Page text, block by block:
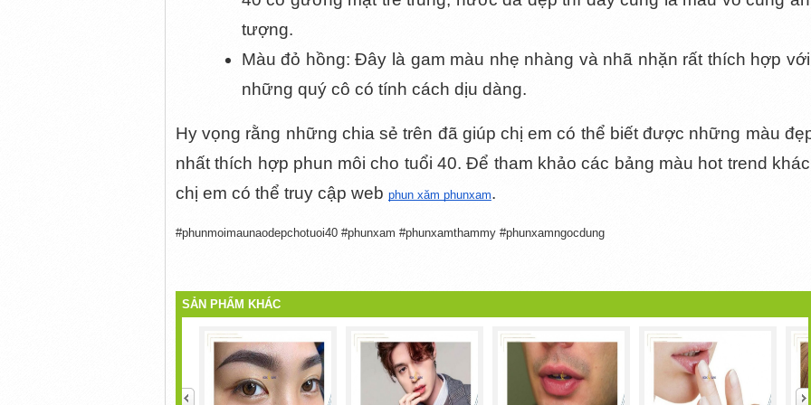
tượng.
Màu đỏ hồng: Đây là gam màu nhẹ nhàng và nhã nhặn rất thích hợp với
những quý cô có tính cách dịu dàng.
Hy vọng rằng những chia sẻ trên đã giúp chị em có thể biết được những màu
nhất thích hợp phun môi cho tuổi 40. Để tham khảo các bảng màu hot trend
chị em có thể truy cập web phun xăm phunxam.
#phunmoimaunaodepchotuoi40 #phunxam #phunxamthammy #phunxamngocdung
SẢN PHẨM KHÁC